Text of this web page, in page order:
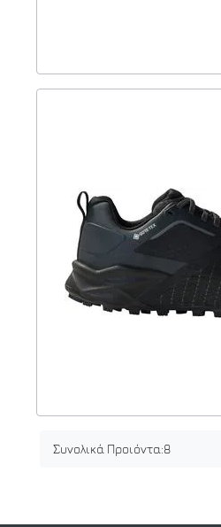
Συνολικά Προιόντα:8